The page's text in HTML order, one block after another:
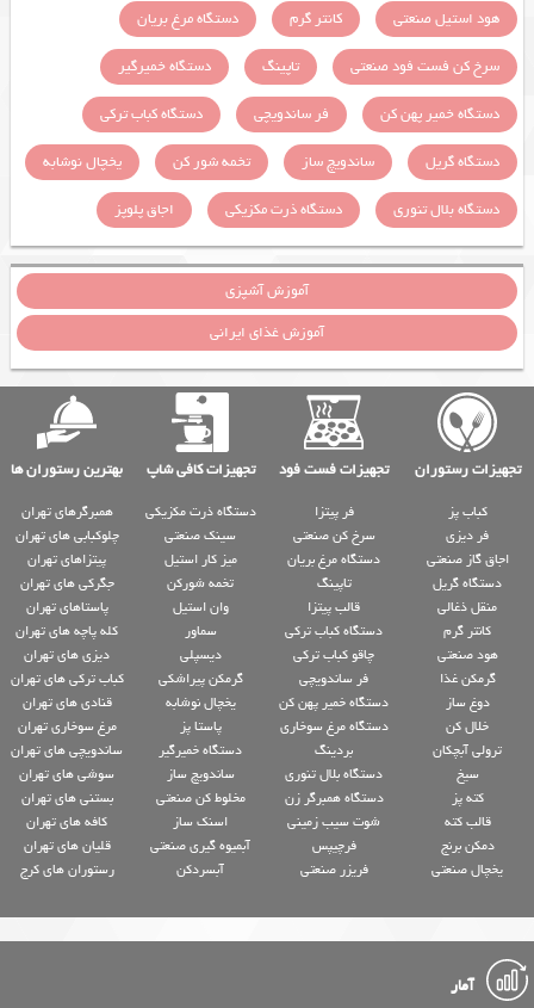
هود استیل صنعتی
کانتر گرم
دستگاه مرغ بریان
سرخ کن فست فود صنعتی
تاپینگ
دستگاه خمیرگیر
دستگاه خمیر پهن کن
فر ساندویچی
دستگاه کباب ترکی
دستگاه گریل
ساندویچ ساز تخمه شور کن
یخچال نوشابه
دستگاه بلال تنوری
دستگاه ذرت مکزیکی اجاق پلوپز
آموزش آشپزی
آموزش غذای ایرانی
تجهیزات رستوران تجهیزات فست فود تجهیزات کافی شاپ بهترین رستوران ها
کباب پز
فر دیزی
اجاق گاز صنعتی
دستگاه گریل
منقل ذغالی
کانتر گرم
هود صنعتی
گرمکن غذا
دوغ ساز
خلال کن
ترولی آبچکان
سیخ
کته پز
قالب کته
دمکن برنج
یخچال صنعتی
فر پیتزا
سرخ کن صنعتی
دستگاه مرغ بریان
تاپینگ
قالب پیتزا
دستگاه کباب ترکی
چاقو کباب ترکی
فر ساندویچی
دستگاه خمیر پهن کن
دستگاه مرغ سوخاری
بردینگ
دستگاه بلال تنوری
دستگاه همبرگر زن
شوت سیب زمینی
فرچیپس
فریزر صنعتی
دستگاه ذرت مکزیکی
سینک صنعتی
میز کار استیل
تخمه شورکن
وان استیل
سماور
دیسپلی
گرمکن پیراشکی
یخچال نوشابه
پاستا پز
دستگاه خمیرگیر
ساندویچ ساز
مخلوط کن صنعتی
اسنک ساز
آبمیوه گیری صنعتی
آبسردکن
همبرگرهای تهران
چلوکبابی های تهران
پیتزاهای تهران
جگرکی های تهران
پاستاهای تهران
کله پاچه های تهران
دیزی های تهران
کباب ترکی های تهران
قنادی های تهران
مرغ سوخاری تهران
ساندویچی های تهران
سوشی های تهران
بستنی های تهران
کافه های تهران
قلیان های تهران
رستوران های کرج
آمار